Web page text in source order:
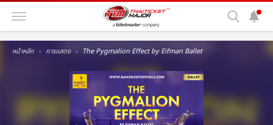
หน้าหลัก การแสดง The Pygmalion Effect by Eifman Ballet